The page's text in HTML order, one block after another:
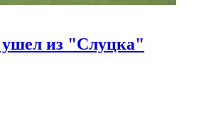
ушел из "Слуцка"